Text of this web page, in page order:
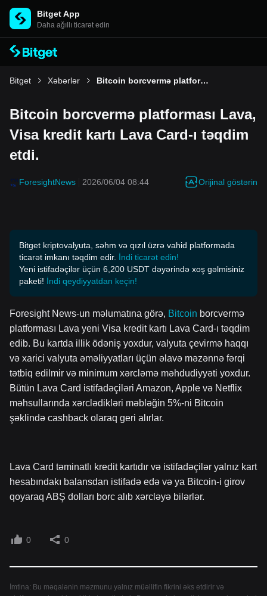
Bitget App
Daha ağıllı ticarət edin
Bitget Xəbərlər Bitcoin borcvermə platforması Lava, Visa kredit kartı Lava Card-ı təqdim etdi.
Bitcoin borcvermə platforması Lava,
Visa kredit kartı Lava Card-ı təqdim
etdi.
ForesightNews 2026/06/04 08:44 Orijinal göstərin
Bitget kriptovalyuta, səhm və qızıl üzrə vahid platformada
ticarət imkanı təqdim edir. İndi ticarət edin!
Yeni istifadəçilər üçün 6,200 USDT dəyərində xoş gəlmisiniz
paketi! İndi qeydiyyatdan keçin!
Foresight News-un məlumatına görə, Bitcoin borcvermə
platforması Lava yeni Visa kredit kartı Lava Card-ı təqdim
edib. Bu kartda illik ödəniş yoxdur, valyuta çevirmə haqqı
və xarici valyuta əməliyyatları üçün əlavə məzənnə fərqi
tətbiq edilmir və minimum xərcləmə məhdudiyyəti yoxdur.
Bütün Lava Card istifadəçiləri Amazon, Apple və Netflix
məhsullarında xərclədikləri məbləğin 5%-ni Bitcoin
şəklində cashback olaraq geri alırlar.
Lava Card təminatlı kredit kartıdır və istifadəçilər yalnız kart
hesabındakı balansdan istifadə edə və ya Bitcoin-i girov
qoyaraq ABŞ dolları borc alıb xərcləyə bilərlər.
0 0
İmtina: Bu məqalənin məzmunu yalnız müəllifin fikrini əks etdirir və